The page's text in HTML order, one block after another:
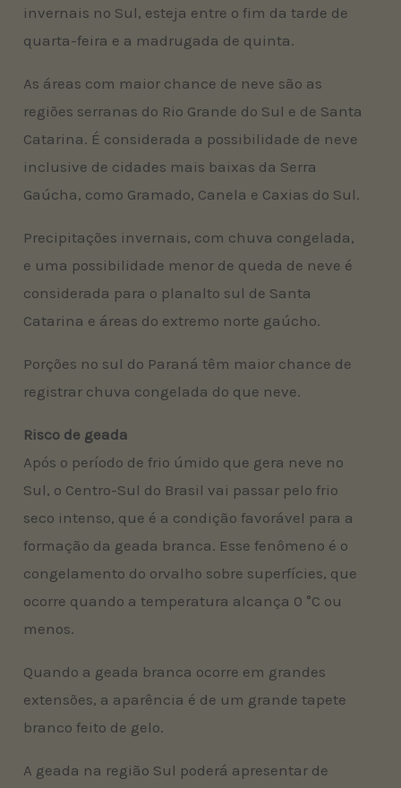
invernais no Sul, esteja entre o fim da tarde de
quarta-feira e a madrugada de quinta.
As áreas com maior chance de neve são as
regiões serranas do Rio Grande do Sul e de Santa
Catarina. É considerada a possibilidade de neve
inclusive de cidades mais baixas da Serra
Gaúcha, como Gramado, Canela e Caxias do Sul.
Precipitações invernais, com chuva congelada,
e uma possibilidade menor de queda de neve é
considerada para o planalto sul de Santa
Catarina e áreas do extremo norte gaúcho.
Porções no sul do Paraná têm maior chance de
registrar chuva congelada do que neve.
Risco de geada
Após o período de frio úmido que gera neve no
Sul, o Centro-Sul do Brasil vai passar pelo frio
seco intenso, que é a condição favorável para a
formação da geada branca. Esse fenômeno é o
congelamento do orvalho sobre superfícies, que
ocorre quando a temperatura alcança 0 °C ou
menos.
Quando a geada branca ocorre em grandes
extensões, a aparência é de um grande tapete
branco feito de gelo.
A geada na região Sul poderá apresentar de